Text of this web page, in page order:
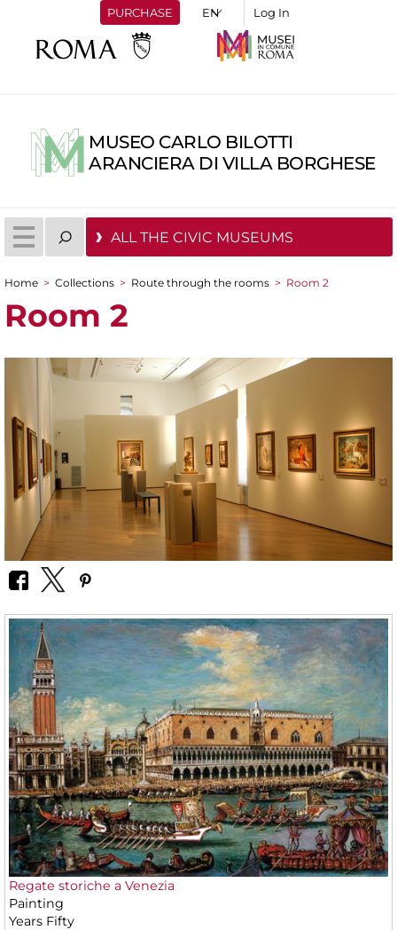
PURCHASE Log In
MUSEO CARLO BILOTTI
ARANCIERA DI VILLA BORGHESE
ALL THE CIVIC MUSEUMS
You are here
Home > Collections > Route through the rooms > Room 2
Room 2
Regate storiche a Venezia
Painting
Years Fifty